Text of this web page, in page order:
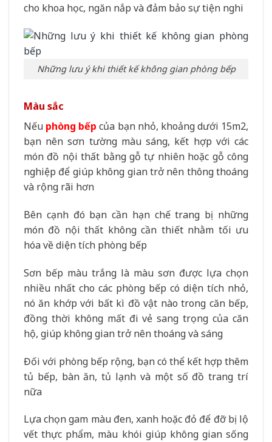
cho khoa học, ngăn nắp và đảm bảo sự tiện nghi
Những lưu ý khi thiết kế không gian phòng bếp
Màu sắc
Nếu phòng bếp của bạn nhỏ, khoảng dưới 15m2,
bạn nên sơn tường màu sáng, kết hợp với các
món đồ nội thất bằng gỗ tự nhiên hoặc gỗ công
nghiệp để giúp không gian trở nên thông thoáng
và rộng rãi hơn
Bên cạnh đó bạn cần hạn chế trang bị những
món đồ nội thất không cần thiết nhằm tối ưu
hóa về diện tích phòng bếp
Sơn bếp màu trắng là màu sơn được lựa chọn
nhiều nhất cho các phòng bếp có diện tích nhỏ,
nó ăn khớp với bất kì đồ vật nào trong căn bếp,
đồng thời không mất đi vẻ sang trọng của căn
hộ, giúp không gian trở nên thoáng và sáng
Đối với phòng bếp rộng, bạn có thể kết hợp thêm
tủ bếp, bàn ăn, tủ lạnh và một số đồ trang trí
nữa
Lựa chọn gam màu đen, xanh hoặc đỏ để đỡ bị lộ
vết thực phẩm, màu khói giúp không gian sống